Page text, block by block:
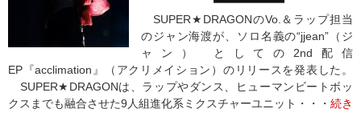
SUPER★DRAGONのVo.＆ラップ担当
のジャン海渡が、ソロ名義の“jjean”（ジ
ャン） としての2nd配信
EP『acclimation』（アクリメイション）のリリースを発表した。
SUPER★DRAGONは、ラップやダンス、ヒューマンビートボッ
クスまでも融合させた9人組進化系ミクスチャーユニット・・・ 続き